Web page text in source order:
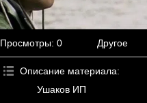
Просмотры: 0 Другое
Описание материала:
Ушаков ИП